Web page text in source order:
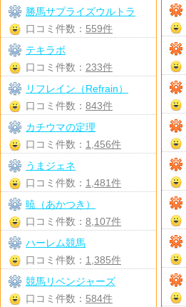
勝馬サプライズウルトラ
口コミ件数： 559件
テキラボ
口コミ件数： 233件
リフレイン（Refrain）
口コミ件数： 843件
カチウマの定理
口コミ件数： 1,456件
うまジェネ
口コミ件数： 1,481件
暁（あかつき）
口コミ件数： 8,107件
ハーレム競馬
口コミ件数： 1,385件
競馬リベンジャーズ
口コミ件数： 584件